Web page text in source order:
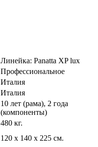
Линейка: Panatta XP lux
Профессиональное
Италия
Италия
10 лет (рама), 2 года
(компоненты)
480 кг.
120 x 140 x 225 см.